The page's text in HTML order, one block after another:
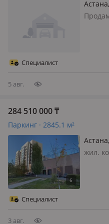
Специалист
5 авг.
284 510 000₸
Паркинг · 2845.1 м²
жил.
Специалист
3 авг.